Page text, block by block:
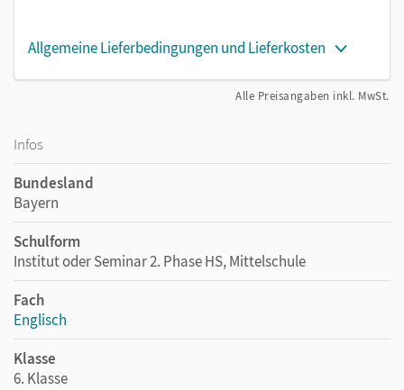
Allgemeine Lieferbedingungen und Lieferkosten
Alle Preisangaben inkl. MwSt.
Infos
Bundesland
Bayern
Schulform
Institut oder Seminar 2. Phase HS, Mittelschule
Fach
Englisch
Klasse
6. Klasse